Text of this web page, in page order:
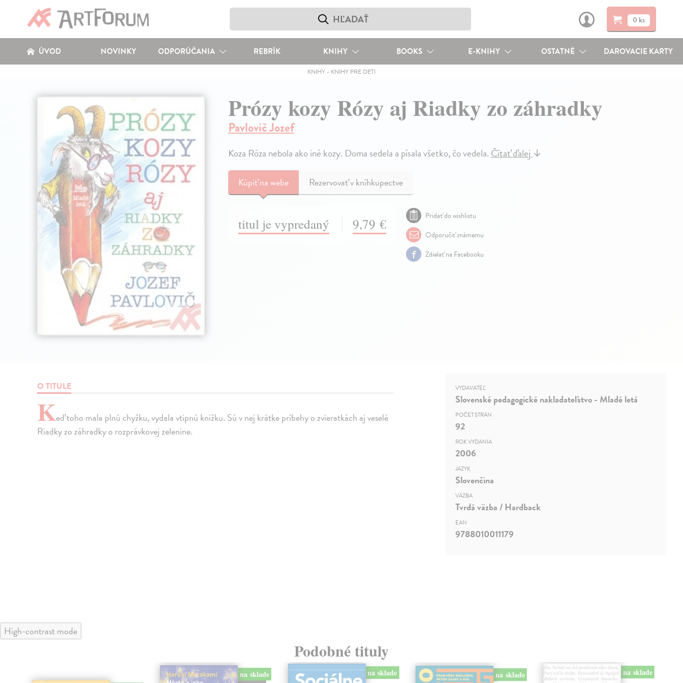
0 ks
ÚVOD NOVINKY ODPORÚČANIA REBRÍK KNIHY BOOKS E-KNIHY OSTATNÉ DAROVACIE KARTY
KNIHY- KNIHY PRE DETI
Prózy kozy Rózy aj Riadky zo záhradky
Pavlovič Jozef
Koza Róza nebola ako iné kozy. Doma sedela a písala všetko, čo vedela.Čítať ďalej↓
Kúpiťna webe Rezervovať v kníhkupectve
titul je vypredaný 9,79 €
Pridať do wishlistu
Odporučiť známemu
Zdielať na Facebooku
O TITULE
Keď toho mala plnú chyžku, vydala vtipnú knižku. Sú v nej krátke príbehy o zvieratkách aj veselé
Riadky zo záhradky o rozprávkovej zelenine.
VYDAVATEĽ
Slovenské pedagogické nakladateľstvo - Mladé letá
POČET STRÁN
92
ROK VYDANIA
2006
JAZYK
Slovenčina
VÄZBA
Tvrdá väzba / Hardback
EAN
9788010011179
High-contrast mode
Podobné tituly
na sklade
na sklade na sklade na sklade